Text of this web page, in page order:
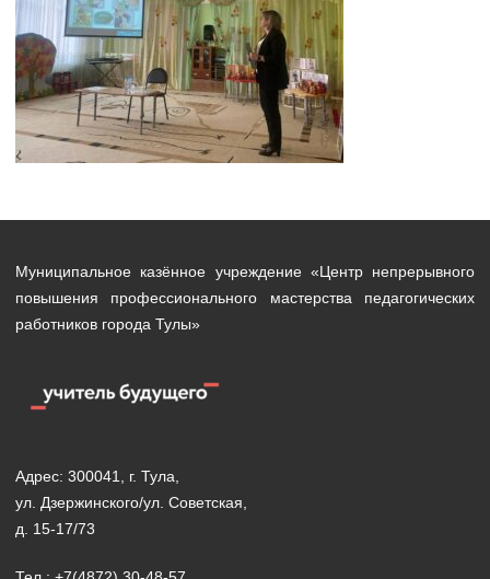
Муниципальное казённое учреждение «Центр непрерывного
повышения профессионального мастерства педагогических
работников города Тулы»
Адрес: 300041, г. Тула,
ул. Дзержинского/ул. Советская,
д. 15-17/73